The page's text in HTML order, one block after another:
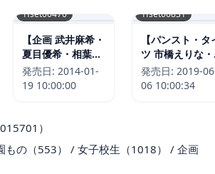
1fset00470
【企画 武井麻希・
夏目優希・相葉レ
イカ】勃起チ○ポ
を見て授業中に発
1fset00470
発売日:2014-01-
19 10:00:00
1fset00831
【パンスト・タ
ツ 市橋えりな
田里緒・向井藍
J●のムチムチ
発売日:2019-
06 10:00:34
）
の（553） / 女子校生（1018） / 企画